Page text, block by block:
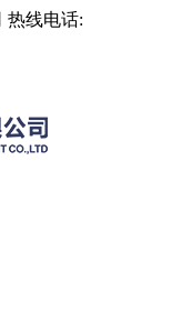
热线电话: